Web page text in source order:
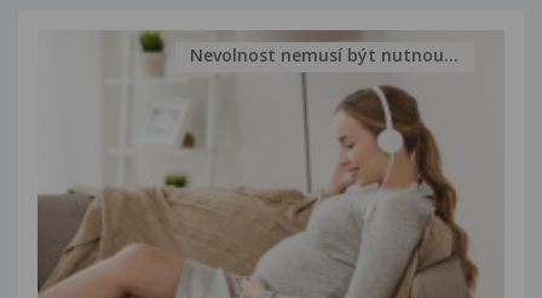
Nevolnost nemusí být nutnou...